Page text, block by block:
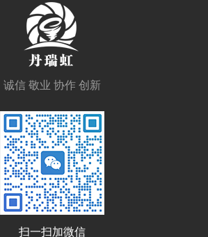
诚信 敬业 协作 创新
扫一扫加微信